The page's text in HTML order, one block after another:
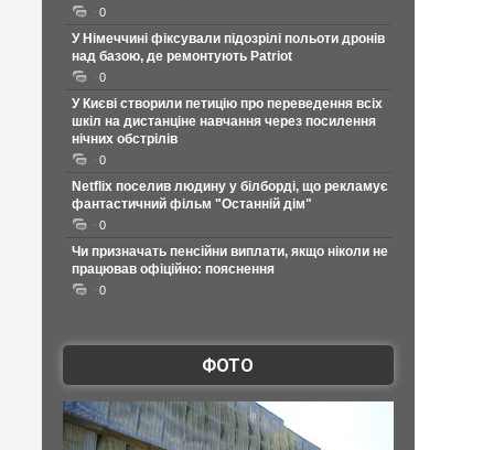
0
У Німеччині фіксували підозрілі польоти дронів
над базою, де ремонтують Patriot
0
У Києві створили петицію про переведення всіх
шкіл на дистанціне навчання через посилення
нічних обстрілів
0
Netflix поселив людину у білборді, що рекламує
фантастичний фільм "Останній дім"
0
Чи призначать пенсійни виплати, якщо ніколи не
працював офіційно: пояснення
0
ФОТО